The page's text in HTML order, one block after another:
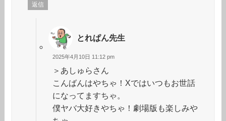
返信
とれぱん先生
2025年4月10日 11:12 pm
＞あしゅらさん
こんばんはやちゃ！Xではいつもお世話
になってますちゃ。
僕ヤバ大好きやちゃ！劇場版も楽しみや